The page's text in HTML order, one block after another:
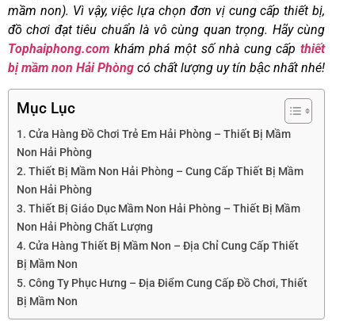
mầm non). Vì vậy, việc lựa chọn đơn vị cung cấp thiết bị,
đồ chơi đạt tiêu chuẩn là vô cùng quan trọng. Hãy cùng
Tophaiphong.com khám phá một số nhà cung cấp thiết
bị mầm non Hải Phòng có chất lượng uy tín bậc nhất nhé!
Mục Lục
1. Cửa Hàng Đồ Chơi Trẻ Em Hải Phòng – Thiết Bị Mầm
Non Hải Phòng
2. Thiết Bị Mầm Non Hải Phòng – Cung Cấp Thiết Bị Mầm
Non Hải Phòng
3. Thiết Bị Giáo Dục Mầm Non Hải Phòng – Thiết Bị Mầm
Non Hải Phòng Chất Lượng
4. Cửa Hàng Thiết Bị Mầm Non – Địa Chỉ Cung Cấp Thiết
Bị Mầm Non
5. Công Ty Phục Hưng – Địa Điểm Cung Cấp Đồ Chơi, Thiết
Bị Mầm Non